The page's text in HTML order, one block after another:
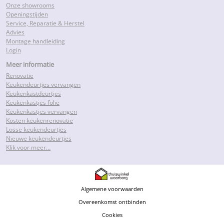
Onze showrooms
Openingstijden
Service, Reparatie & Herstel
Advies
Montage handleiding
Login
Meer informatie
Renovatie
Keukendeurtjes vervangen
Keukenkastdeurtjes
Keukenkastjes folie
Keukenkastjes vervangen
Kosten keukenrenovatie
Losse keukendeurtjes
Nieuwe keukendeurtjes
Klik voor meer…
Algemene voorwaarden
Overeenkomst ontbinden
Cookies